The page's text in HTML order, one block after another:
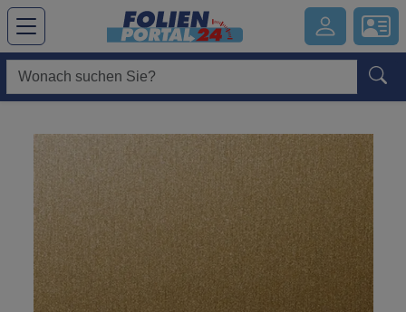
Hauptregion der Seite anspringen